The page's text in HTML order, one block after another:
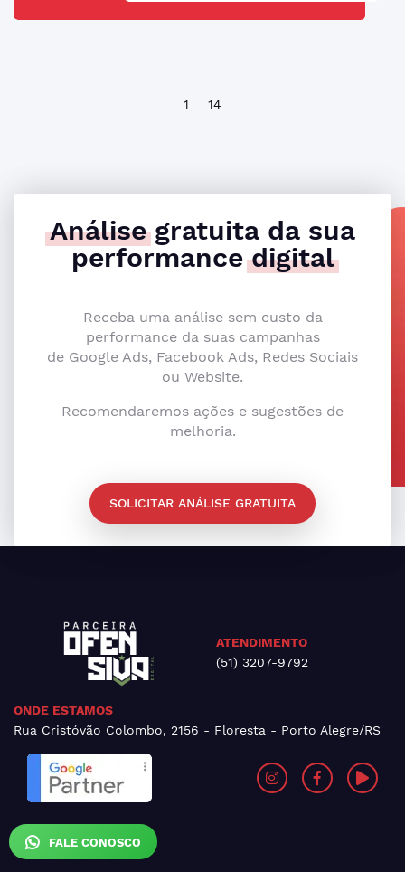
FALE CONOSCO
1 14
Análisegratuita da sua
performancedigital
Receba uma análise sem custo da
performance da suas campanhas
de Google Ads, Facebook Ads, Redes Sociais
ou Website.
Recomendaremos ações e sugestões de
melhoria.
SOLICITAR ANÁLISE GRATUITA
ATENDIMENTO
(51) 3207-9792
ONDE ESTAMOS
Rua Cristóvão Colombo, 2156 - Floresta - Porto Alegre/RS